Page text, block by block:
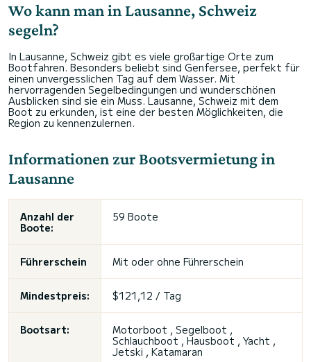
Wo kann man in Lausanne, Schweiz
segeln?
In Lausanne, Schweiz gibt es viele großartige Orte zum
Bootfahren. Besonders beliebt sind Genfersee, perfekt für
einen unvergesslichen Tag auf dem Wasser. Mit
hervorragenden Segelbedingungen und wunderschönen
Ausblicken sind sie ein Muss. Lausanne, Schweiz mit dem
Boot zu erkunden, ist eine der besten Möglichkeiten, die
Region zu kennenzulernen.
Informationen zur Bootsvermietung in
Lausanne
Anzahl der
Boote:
59 Boote
Führerschein Mit oder ohne Führerschein
Mindestpreis: $121,12 / Tag
Bootsart:
Motorboot , Segelboot ,
Schlauchboot , Hausboot , Yacht ,
Jetski , Katamaran